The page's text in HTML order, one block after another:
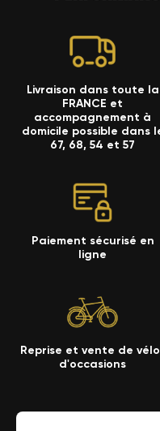
Livraison dans toute la
FRANCE et
accompagnement à
domicile possible dans
67, 68, 54 et 57
Paiement sécurisé en
ligne
Reprise et vente de
d'occasions